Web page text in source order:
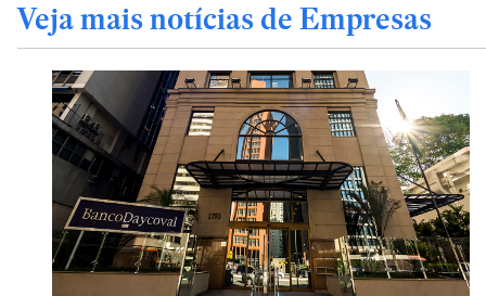
Veja mais notícias de Empresas